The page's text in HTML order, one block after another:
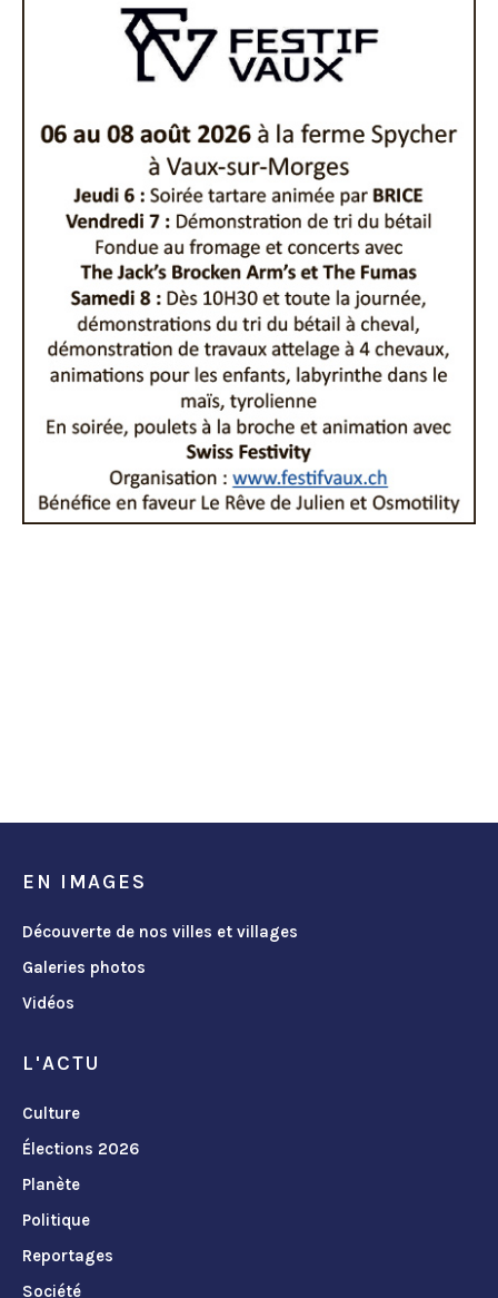
EN IMAGES
Découverte de nos villes et villages
Galeries photos
Vidéos
L'ACTU
Culture
Élections 2026
Planète
Politique
Reportages
Société